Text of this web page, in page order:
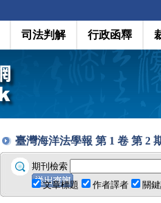
司法判解 行政函釋
臺灣海洋法學報 第 1 卷 第 2
期刊檢索
文章標題
作者譯者 關